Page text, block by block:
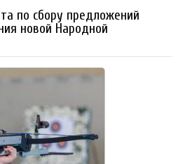
по сбору предложений
новой Народной